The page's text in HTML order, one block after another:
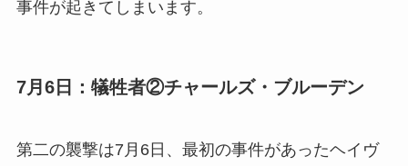
事件が起きてしまいます。
7月6日：犠牲者②チャールズ・ブルーデン
第二の襲撃は7月6日、最初の事件があったヘイヴ